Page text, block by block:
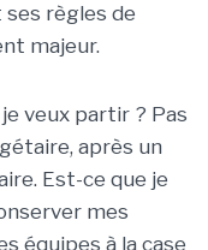
règles de
majeur.
veux partir ? Pas
après un
Est-ce que je
mes
équipes à la case